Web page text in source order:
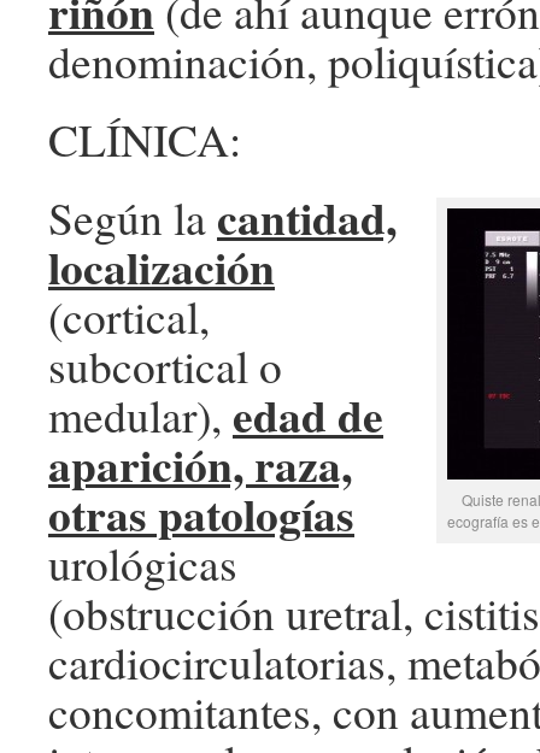
denominación,
CLÍNICA:
Quiste
ecografía es
Según lacantidad,
localización
(cortical,
subcortical o
medular), edad de
aparición, raza,
otras patologías
urológicas
(obstrucción uretral,
cardiocirculatorias,
concomitantes, con